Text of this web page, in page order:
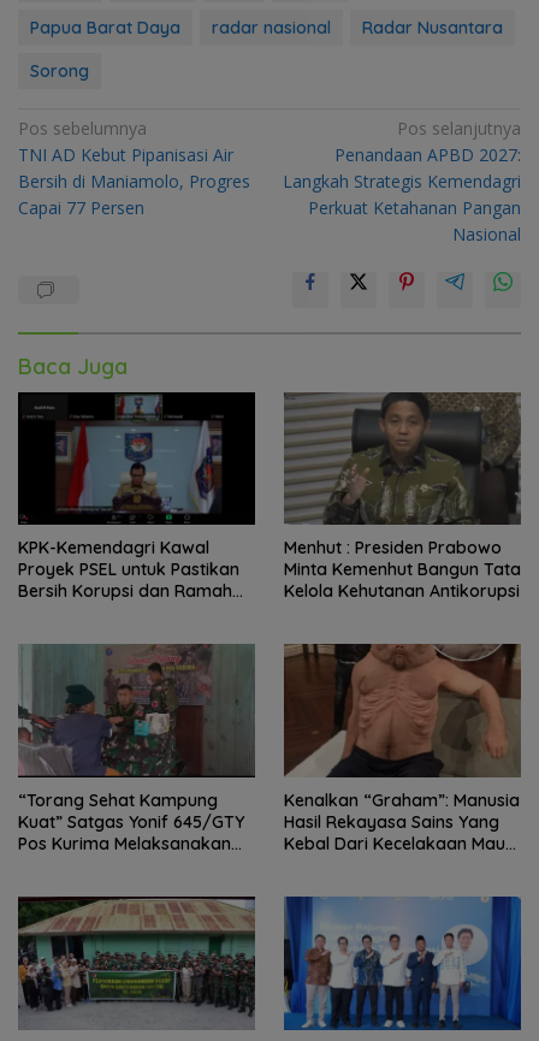
Papua Barat Daya
radar nasional
Radar Nusantara
Sorong
Navigasi
pos
Pos sebelumnya
TNI AD Kebut Pipanisasi Air
Bersih di Maniamolo, Progres
Capai 77 Persen
Pos selanjutnya
Penandaan APBD 2027:
Langkah Strategis Kemendagri
Perkuat Ketahanan Pangan
Nasional
Baca Juga
KPK-Kemendagri Kawal
Proyek PSEL untuk Pastikan
Bersih Korupsi dan Ramah
Menhut : Presiden Prabowo
Minta Kemenhut Bangun Tata
Kelola Kehutanan Antikorupsi
“Torang Sehat Kampung
Kuat” Satgas Yonif 645/GTY
Pos Kurima Melaksanakan
Kenalkan “Graham”: Manusia
Hasil Rekayasa Sains Yang
Kebal Dari Kecelakaan Maut